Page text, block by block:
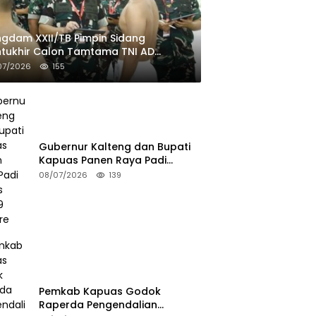
XXII/TB Pimpin Sidang
Calon Tamtama TNI AD
II TA 2026
2026 155
Gubernur Kalteng dan Bupati
Kapuas Panen Raya Padi
Seluas 25.799 Hektare
08/07/2026 139
Pemkab Kapuas Godok
Raperda Pengendalian